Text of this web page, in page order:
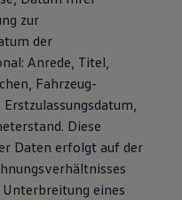
zur
der
Anrede, Titel,
Fahrzeug-
Diese
Daten erfolgt auf der
Unterbreitung eines